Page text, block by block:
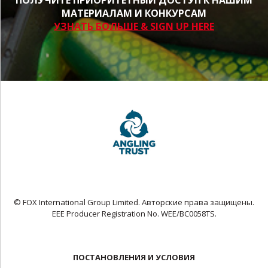
МАТЕРИАЛАМ И КОНКУРСАМ
УЗНАТЬ БОЛЬШЕ & SIGN UP HERE
© FOX International Group Limited. Авторские права защищены.
EEE Producer Registration No. WEE/BC0058TS.
ПОСТАНОВЛЕНИЯ И УСЛОВИЯ